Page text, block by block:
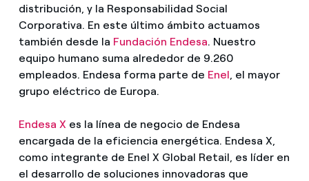
distribución, y la Responsabilidad Social
Corporativa. En este último ámbito actuamos
también desde la Fundación Endesa. Nuestro
equipo humano suma alrededor de 9.260
empleados. Endesa forma parte de Enel, el mayor
grupo eléctrico de Europa.
Endesa X es la línea de negocio de Endesa
encargada de la eficiencia energética. Endesa X,
como integrante de Enel X Global Retail, es líder en
el desarrollo de soluciones innovadoras que